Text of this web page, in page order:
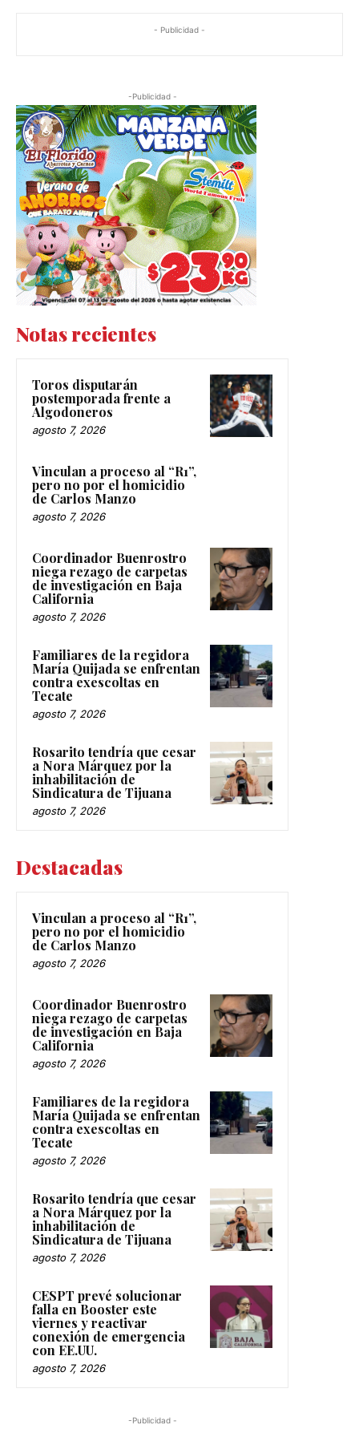
- Publicidad -
-Publicidad -
Notas recientes
Toros disputarán
postemporada frente a
Algodoneros
agosto 7, 2026
Vinculan a proceso al “R1”,
pero no por el homicidio
de Carlos Manzo
agosto 7, 2026
Coordinador Buenrostro
niega rezago de carpetas
de investigación en Baja
California
agosto 7, 2026
Familiares de la regidora
María Quijada se enfrentan
contra exescoltas en
Tecate
agosto 7, 2026
Rosarito tendría que cesar
a Nora Márquez por la
inhabilitación de
Sindicatura de Tijuana
agosto 7, 2026
Destacadas
Vinculan a proceso al “R1”,
pero no por el homicidio
de Carlos Manzo
agosto 7, 2026
Coordinador Buenrostro
niega rezago de carpetas
de investigación en Baja
California
agosto 7, 2026
Familiares de la regidora
María Quijada se enfrentan
contra exescoltas en
Tecate
agosto 7, 2026
Rosarito tendría que cesar
a Nora Márquez por la
inhabilitación de
Sindicatura de Tijuana
agosto 7, 2026
CESPT prevé solucionar
falla en Booster este
viernes y reactivar
conexión de emergencia
con EE.UU.
agosto 7, 2026
-Publicidad -